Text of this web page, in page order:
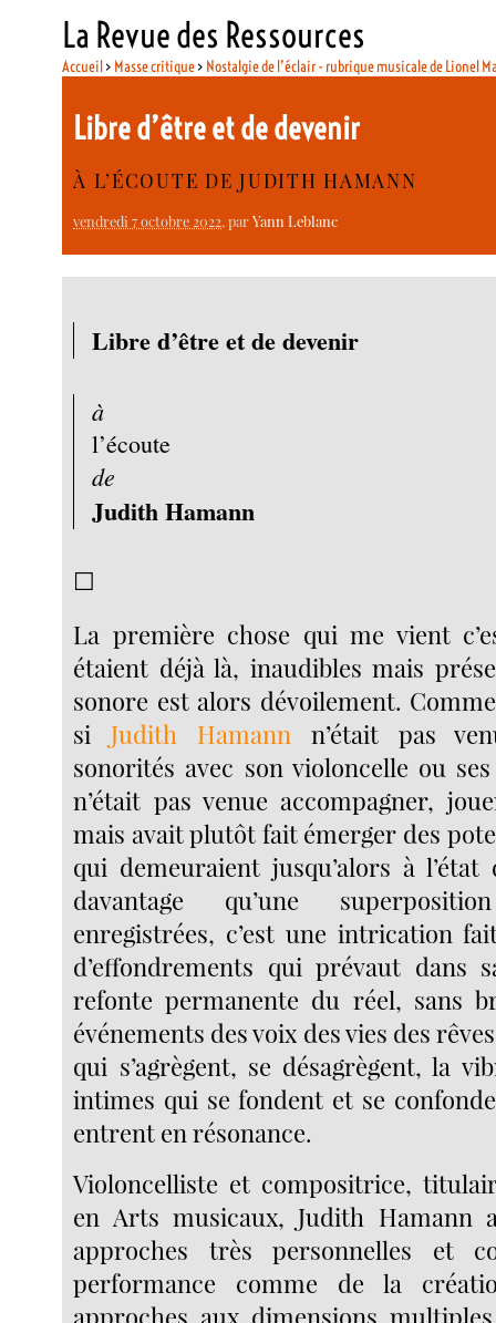
La Revue des Ressources
Accueil> Masse critique> Nostalgie de l’éclair - rubrique musicale de Lionel
Libre d’être et de devenir
À L’ÉCOUTE DE JUDITH HAMANN
vendredi 7 octobre 2022, parYann Leblanc
Libre d’être et de devenir
à
l’écoute
de
Judith Hamann
☐
La première chose qui me vient
étaient déjà là, inaudibles mais
sonore est alors dévoilement.
si Judith Hamannn’était pas
sonorités avec son violoncelle ou
n’était pas venue accompagner,
mais avait plutôt fait émerger des
qui demeuraient jusqu’alors à l’état
davantage qu’une
enregistrées, c’est une intrication
d’effondrements qui prévaut dans
refonte permanente du réel, sans
événements des voix des vies des
qui s’agrègent, se désagrègent, la
intimes qui se fondent et se
entrent en résonance.
Violoncelliste et compositrice,
en Arts musicaux, Judith Hamann
approches très personnelles et
performance comme de la